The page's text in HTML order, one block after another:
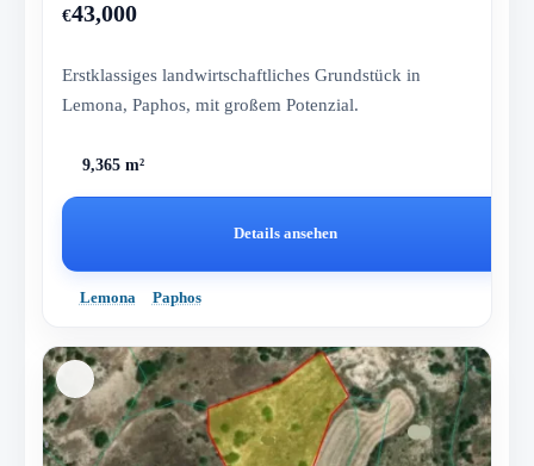
€43,000
Erstklassiges landwirtschaftliches Grundstück in
Lemona, Paphos, mit großem Potenzial.
9,365 m²
Details ansehen
Lemona Paphos